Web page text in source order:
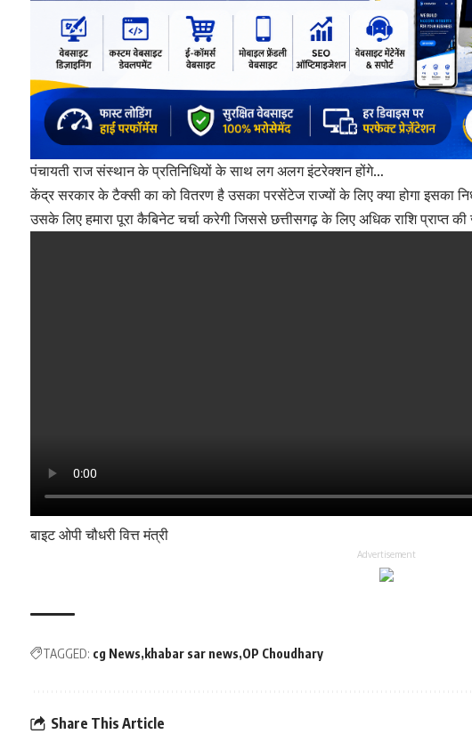
पंचायती राज संस्थान के प्रतिनिधियों के साथ लग अलग इंटरेक्शन होंगे…
केंद्र सरकार के टैक्सी का को वितरण है उसका परसेंटेज राज्यों के लिए क्या होगा इसका
उसके लिए हमारा पूरा कैबिनेट चर्चा करेगी जिससे छत्तीसगढ़ के लिए अधिक राशि प्राप्त
बाइट ओपी चौधरी वित्त मंत्री
Advertisement
TAGGED: cg News khabar sar news OP Choudhary
Share This Article